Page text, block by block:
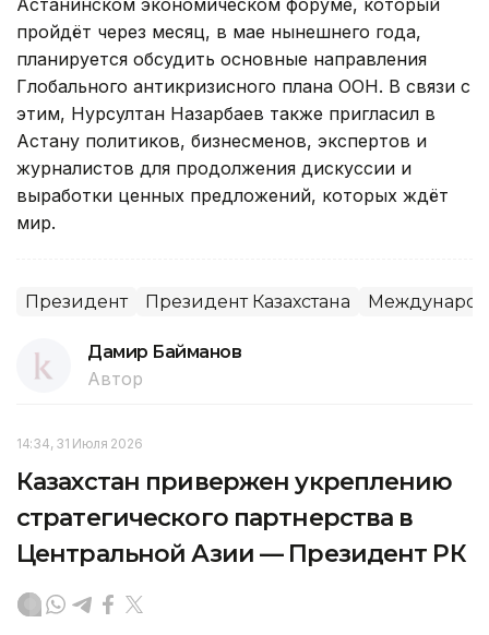
пройдёт через месяц, в мае нынешнего года,
планируется обсудить основные направления
Глобального антикризисного плана ООН. В связи с
этим, Нурсултан Назарбаев также пригласил в
Астану политиков, бизнесменов, экспертов и
журналистов для продолжения дискуссии и
выработки ценных предложений, которых ждёт
мир.
Президент Президент Казахстана
Дамир Байманов
Автор
14:34, 31 Июля 2026
Казахстан привержен укреплению
стратегического партнерства в
Центральной Азии — Президент РК